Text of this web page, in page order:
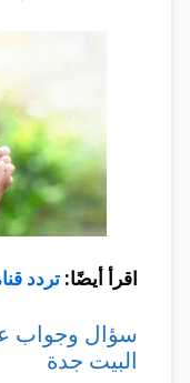
اقرأ أيضًا: تردد
سؤال وجواب
البيت جدة